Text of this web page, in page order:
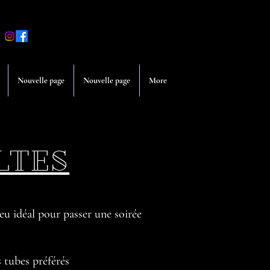
Nouvelle page Nouvelle page More
idéal pour passer une soirée
préférés